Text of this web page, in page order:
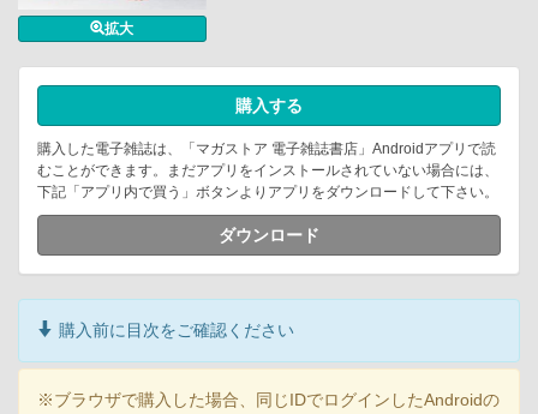
拡大
購入する
購入した電子雑誌は、「マガストア 電子雑誌書店」Androidアプリで読
むことができます。まだアプリをインストールされていない場合には、
下記「アプリ内で買う」ボタンよりアプリをダウンロードして下さい。
ダウンロード
購入前に目次をご確認ください
※ブラウザで購入した場合、同じIDでログインしたAndroidの